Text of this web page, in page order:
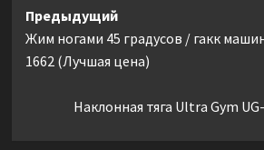
Навигация
записи
Предыдущий
Жим ногами 45 градусов / гакк
1662 (Лучшая цена)
Наклонная тяга Ultra Gym